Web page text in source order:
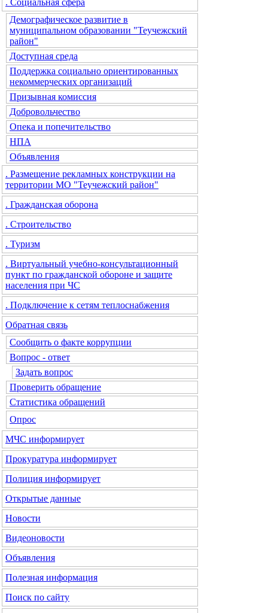
. Социальная сфера
Демографическое развитие в
муниципальном образовании "Теучежский
район"
Доступная среда
Поддержка социально ориентированных
некоммерческих организаций
Призывная комиссия
Добровольчество
Опека и попечительство
НПА
Объявления
. Размещение рекламных конструкции на
территории МО "Теучежский район"
. Гражданская оборона
. Строительство
. Туризм
. Виртуальный учебно-консультационный
пункт по гражданской обороне и защите
населения при ЧС
. Подключение к сетям теплоснабжения
Обратная связь
Сообщить о факте коррупции
Вопрос - ответ
Задать вопрос
Проверить обращение
Статистика обращений
Опрос
МЧС информирует
Прокуратура информирует
Полиция информирует
Открытые данные
Новости
Видеоновости
Объявления
Полезная информация
Поиск по сайту